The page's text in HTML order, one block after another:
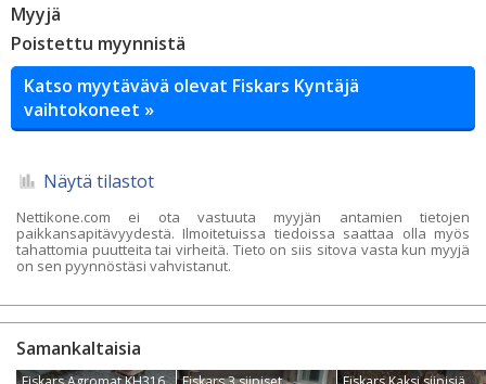
Myyjä
Poistettu myynnistä
Katso myytävävä olevat Fiskars Kyntäjä
vaihtokoneet »
Näytä tilastot
Nettikone.com ei ota vastuuta myyjän antamien tietojen
paikkansapitävyydestä. Ilmoitetuissa tiedoissa saattaa olla myös
tahattomia puutteita tai virheitä. Tieto on siis sitova vasta kun myyjä
on sen pyynnöstäsi vahvistanut.
Samankaltaisia